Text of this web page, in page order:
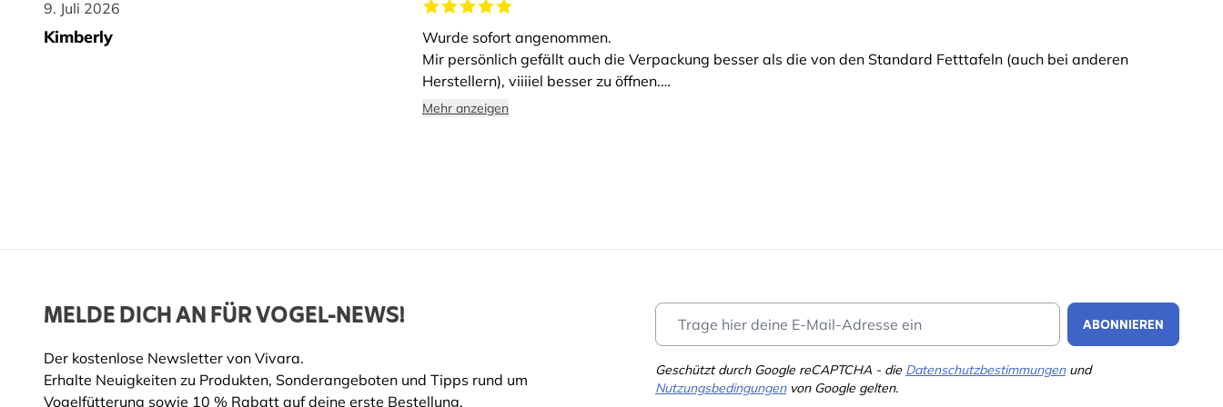
9. Juli 2026
9. Juli 2026
Kimberly
Wurde sofort angenommen.
Mir persönlich gefällt auch die Verpackung besser als die von den Standard Fetttafeln (auch bei anderen
Herstellern), viiiiel besser zu öffnen.
Gutes Produkt, freue mich über eine vegane Variante.
Mehr anzeigen
MELDE DICH AN FÜR VOGEL-NEWS!
Der kostenlose Newsletter von Vivara.
Erhalte Neuigkeiten zu Produkten, Sonderangeboten und Tipps rund um
Vogelfütterung sowie 10 % Rabatt auf deine erste Bestellung.
ABONNIEREN
Geschützt durch Google reCAPTCHA - die Datenschutzbestimmungenund
Nutzungsbedingungenvon Google gelten.